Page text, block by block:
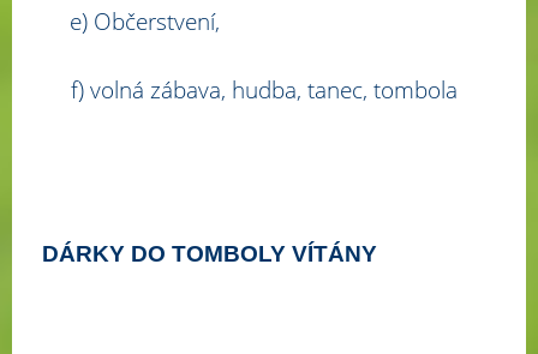
e) Občerstvení,
f) volná zábava, hudba, tanec, tombola
DÁRKY DO TOMBOLY VÍTÁNY